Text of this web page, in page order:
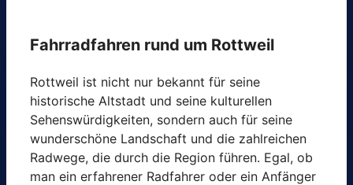
Fahrradfahren rund um Rottweil
Rottweil ist nicht nur bekannt für seine
historische Altstadt und seine kulturellen
Sehenswürdigkeiten, sondern auch für seine
wunderschöne Landschaft und die zahlreichen
Radwege, die durch die Region führen. Egal, ob
man ein erfahrener Radfahrer oder ein Anfänger